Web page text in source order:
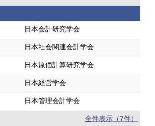
日本会計研究学会
日本社会関連会計学会
日本原価計算研究学会
日本経営学会
日本管理会計学会
全件表示（7件）